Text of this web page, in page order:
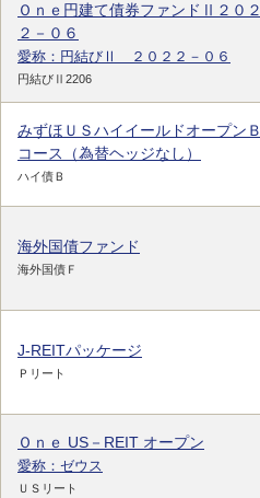
Ｏｎｅ円建て債券ファンドⅡ２０２
２－０６
愛称：円結びⅡ ２０２２－０６
円結びⅡ2206
みずほＵＳハイイールドオープンＢ
コース（為替ヘッジなし）
ハイ債Ｂ
海外国債ファンド
海外国債Ｆ
J-REITパッケージ
Ｐリート
Ｏｎｅ US－REIT オープン
愛称：ゼウス
ＵＳリート